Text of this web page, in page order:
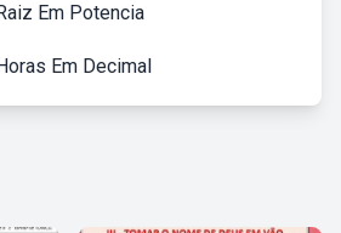
Em Potencia
Em Decimal